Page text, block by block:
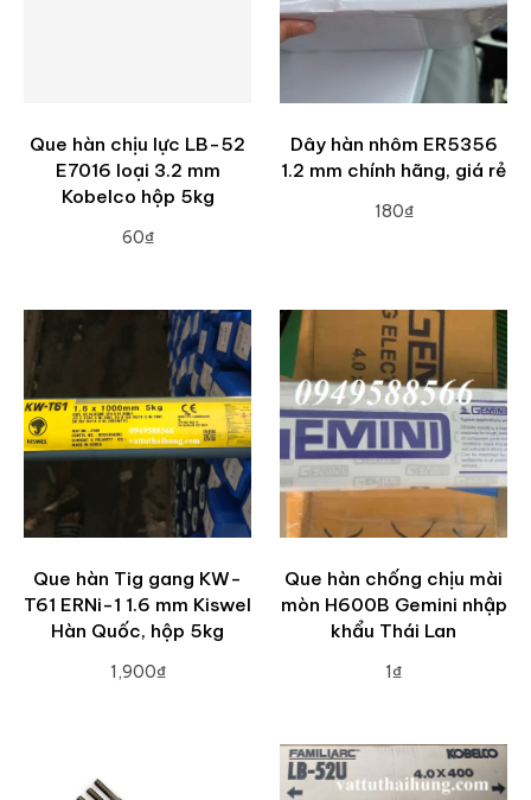
Que hàn chịu lực LB-52
E7016 loại 3.2 mm
Kobelco hộp 5kg
60₫
Dây hàn nhôm ER5356
1.2 mm chính hãng, giá rẻ
180₫
Que hàn Tig gang KW-
T61 ERNi-1 1.6 mm Kiswel
Hàn Quốc, hộp 5kg
1,900₫
Que hàn chống chịu mài
mòn H600B Gemini nhập
khẩu Thái Lan
1₫